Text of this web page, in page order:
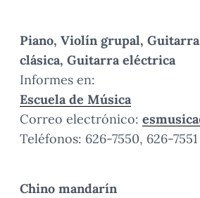
Piano, Violín grupal,
clásica, Guitarra eléctrica
Informes en:
Escuela de Música
Correo electrónico:
Teléfonos: 626-7550, 626-7551
Chino mandarín